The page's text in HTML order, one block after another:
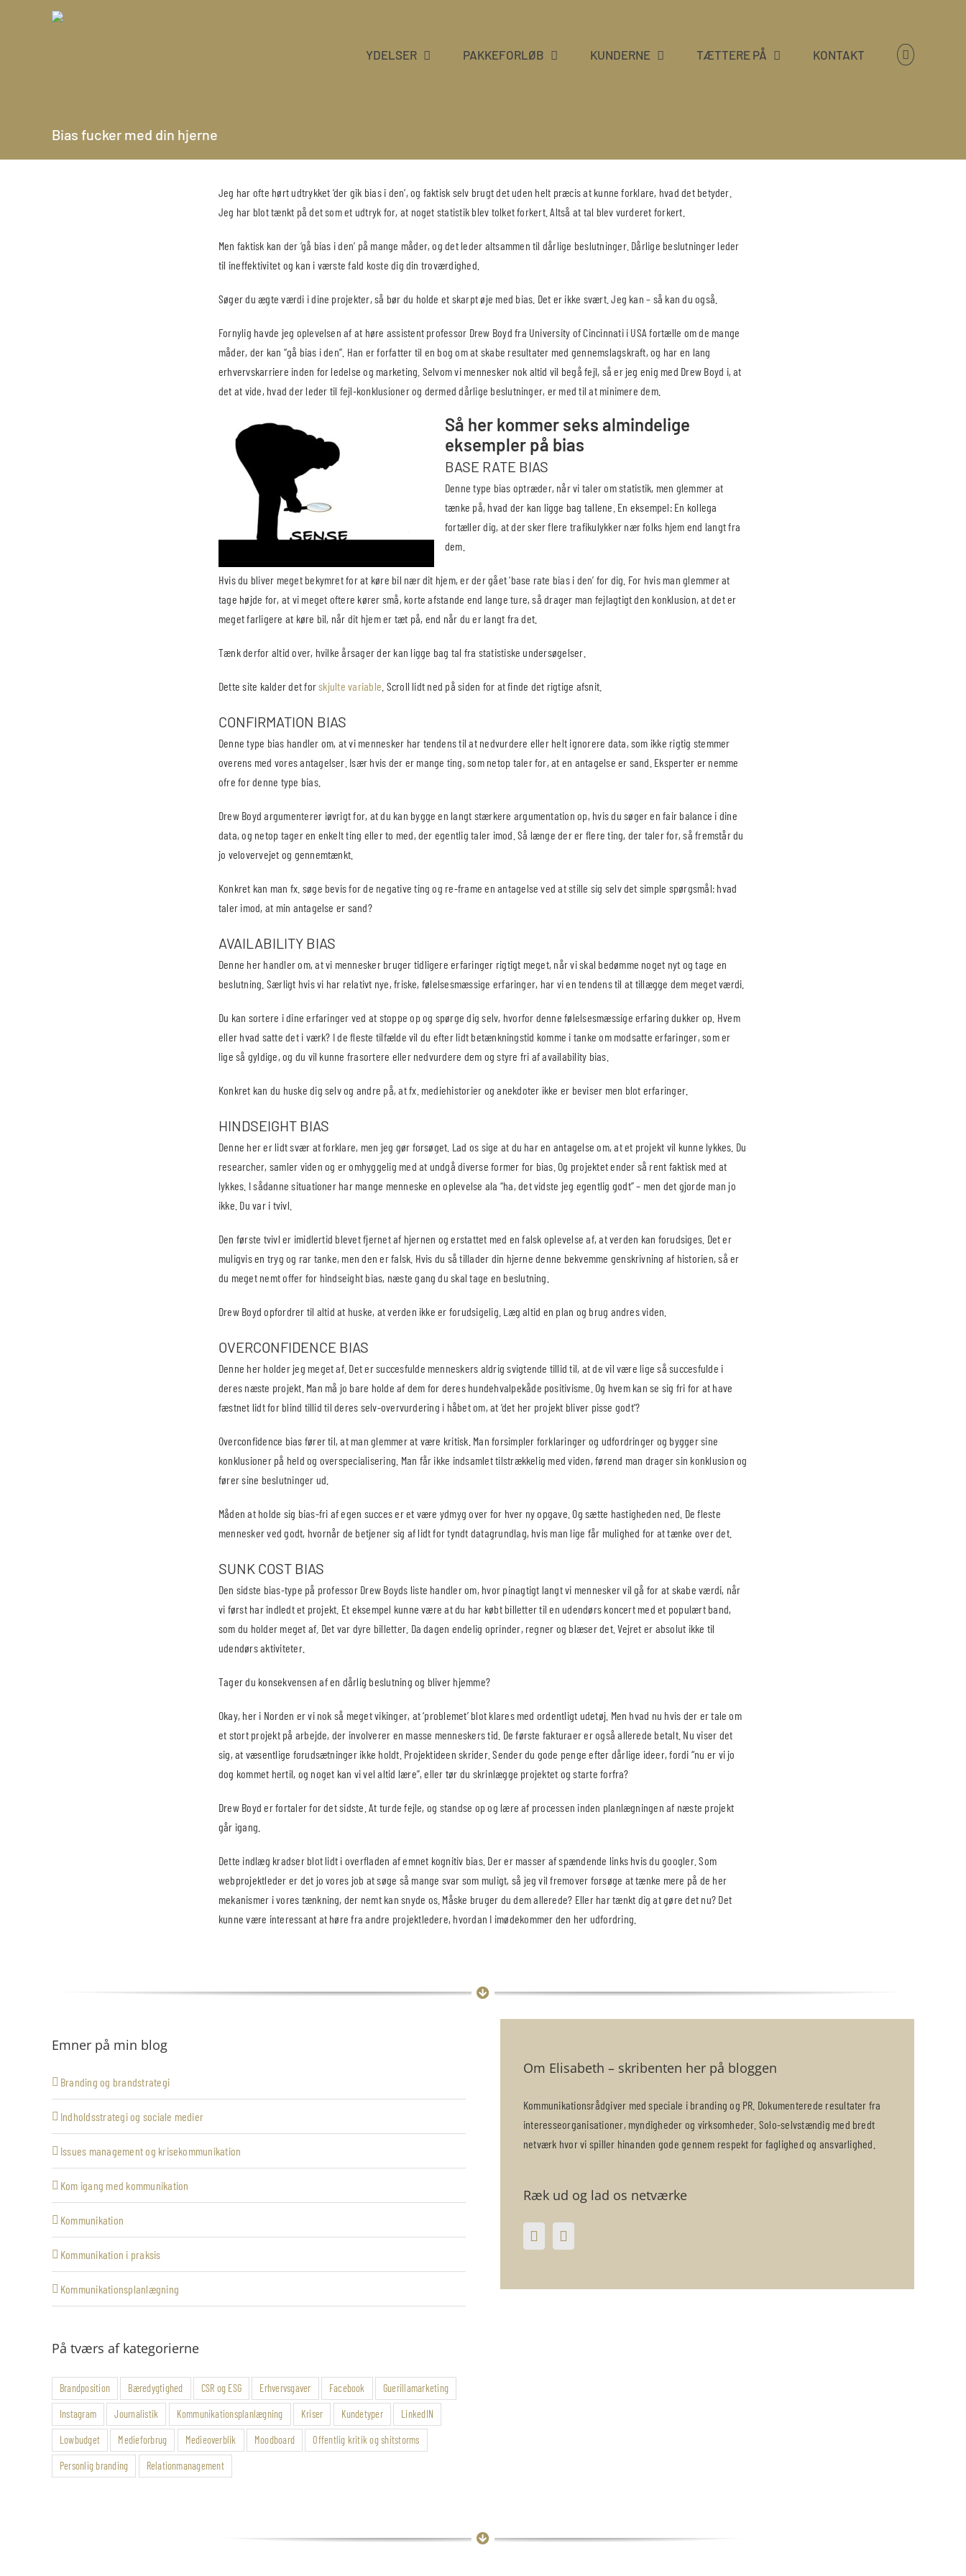
YDELSER PAKKEFORLØB KUNDERNE TÆTTERE PÅ KONTAKT
Bias fucker med din hjerne
Jeg har ofte hørt udtrykket ‘der gik bias i den’, og faktisk selv brugt det uden helt præcis at kunne forklare, hvad det betyder.
Jeg har blot tænkt på det som et udtryk for, at noget statistik blev tolket forkert. Altså at tal blev vurderet forkert.
Men faktisk kan der ‘gå bias i den’ på mange måder, og det leder altsammen til dårlige beslutninger. Dårlige beslutninger leder
til ineffektivitet og kan i værste fald koste dig din troværdighed.
Søger du ægte værdi i dine projekter, så bør du holde et skarpt øje med bias. Det er ikke svært. Jeg kan – så kan du også.
Fornylig havde jeg oplevelsen af at høre assistent professor Drew Boyd fra University of Cincinnati i USA fortælle om de mange
måder, der kan “gå bias i den”. Han er forfatter til en bog om at skabe resultater med gennemslagskraft, og har en lang
erhvervskarriere inden for ledelse og marketing. Selvom vi mennesker nok altid vil begå fejl, så er jeg enig med Drew Boyd i, at
det at vide, hvad der leder til fejl-konklusioner og dermed dårlige beslutninger, er med til at minimere dem.
Så her kommer seks almindelige
eksempler på bias
BASE RATE BIAS
Denne type bias optræder, når vi taler om statistik, men glemmer at
tænke på, hvad der kan ligge bag tallene. En eksempel: En kollega
fortæller dig, at der sker flere trafikulykker nær folks hjem end langt fra
dem.
Hvis du bliver meget bekymret for at køre bil nær dit hjem, er der gået ‘base rate bias i den’ for dig. For hvis man glemmer at
tage højde for, at vi meget oftere kører små, korte afstande end lange ture, så drager man fejlagtigt den konklusion, at det er
meget farligere at køre bil, når dit hjem er tæt på, end når du er langt fra det.
Tænk derfor altid over, hvilke årsager der kan ligge bag tal fra statistiske undersøgelser.
Dette site kalder det forskjulte variable . Scroll lidt ned på siden for at finde det rigtige afsnit.
CONFIRMATION BIAS
Denne type bias handler om, at vi mennesker har tendens til at nedvurdere eller helt ignorere data, som ikke rigtig stemmer
overens med vores antagelser. Især hvis der er mange ting, som netop taler for, at en antagelse er sand. Eksperter er nemme
ofre for denne type bias.
Drew Boyd argumenterer iøvrigt for, at du kan bygge en langt stærkere argumentation op, hvis du søger en fair balance i dine
data, og netop tager en enkelt ting eller to med, der egentlig taler imod. Så længe der er flere ting, der taler for, så fremstår du
jo velovervejet og gennemtænkt.
Konkret kan man fx. søge bevis for de negative ting og re-frame en antagelse ved at stille sig selv det simple spørgsmål: hvad
taler imod, at min antagelse er sand?
AVAILABILITY BIAS
Denne her handler om, at vi mennesker bruger tidligere erfaringer rigtigt meget, når vi skal bedømme noget nyt og tage en
beslutning. Særligt hvis vi har relativt nye, friske, følelsesmæssige erfaringer, har vi en tendens til at tillægge dem meget værdi.
Du kan sortere i dine erfaringer ved at stoppe op og spørge dig selv, hvorfor denne følelsesmæssige erfaring dukker op. Hvem
eller hvad satte det i værk? I de fleste tilfælde vil du efter lidt betænkningstid komme i tanke om modsatte erfaringer, som er
lige så gyldige, og du vil kunne frasortere eller nedvurdere dem og styre fri af availability bias.
Konkret kan du huske dig selv og andre på, at fx. mediehistorier og anekdoter ikke er beviser men blot erfaringer.
HINDSEIGHT BIAS
Denne her er lidt svær at forklare, men jeg gør forsøget. Lad os sige at du har en antagelse om, at et projekt vil kunne lykkes. Du
researcher, samler viden og er omhyggelig med at undgå diverse former for bias. Og projektet ender så rent faktisk med at
lykkes. I sådanne situationer har mange menneske en oplevelse ala “ha, det vidste jeg egentlig godt” – men det gjorde man jo
ikke. Du var i tvivl.
Den første tvivl er imidlertid blevet fjernet af hjernen og erstattet med en falsk oplevelse af, at verden kan forudsiges. Det er
muligvis en tryg og rar tanke, men den er falsk. Hvis du så tillader din hjerne denne bekvemme genskrivning af historien, så er
du meget nemt offer for hindseight bias, næste gang du skal tage en beslutning.
Drew Boyd opfordrer til altid at huske, at verden ikke er forudsigelig. Læg altid en plan og brug andres viden.
OVERCONFIDENCE BIAS
Denne her holder jeg meget af. Det er succesfulde menneskers aldrig svigtende tillid til, at de vil være lige så succesfulde i
deres næste projekt. Man må jo bare holde af dem for deres hundehvalpekåde positivisme. Og hvem kan se sig fri for at have
fæstnet lidt for blind tillid til deres selv-overvurdering i håbet om, at ‘det her projekt bliver pisse godt’?
Overconfidence bias fører til, at man glemmer at være kritisk. Man forsimpler forklaringer og udfordringer og bygger sine
konklusioner på held og overspecialisering. Man får ikke indsamlet tilstrækkelig med viden, førend man drager sin konklusion og
fører sine beslutninger ud.
Måden at holde sig bias-fri af egen succes er et være ydmyg over for hver ny opgave. Og sætte hastigheden ned. De fleste
mennesker ved godt, hvornår de betjener sig af lidt for tyndt datagrundlag, hvis man lige får mulighed for at tænke over det.
SUNK COST BIAS
Den sidste bias-type på professor Drew Boyds liste handler om, hvor pinagtigt langt vi mennesker vil gå for at skabe værdi, når
vi først har indledt et projekt. Et eksempel kunne være at du har købt billetter til en udendørs koncert med et populært band,
som du holder meget af. Det var dyre billetter. Da dagen endelig oprinder, regner og blæser det. Vejret er absolut ikke til
udendørs aktiviteter.
Tager du konsekvensen af en dårlig beslutning og bliver hjemme?
Okay, her i Norden er vi nok så meget vikinger, at ‘problemet’ blot klares med ordentligt udetøj. Men hvad nu hvis der er tale om
et stort projekt på arbejde, der involverer en masse menneskers tid. De første fakturaer er også allerede betalt. Nu viser det
sig, at væsentlige forudsætninger ikke holdt. Projektideen skrider. Sender du gode penge efter dårlige ideer, fordi “nu er vi jo
dog kommet hertil, og noget kan vi vel altid lære”, eller tør du skrinlægge projektet og starte forfra?
Drew Boyd er fortaler for det sidste. At turde fejle, og standse op og lære af processen inden planlægningen af næste projekt
går igang.
Dette indlæg kradser blot lidt i overfladen af emnet kognitiv bias. Der er masser af spændende links hvis du googler. Som
webprojektleder er det jo vores job at søge så mange svar som muligt, så jeg vil fremover forsøge at tænke mere på de her
mekanismer i vores tænkning, der nemt kan snyde os. Måske bruger du dem allerede? Eller har tænkt dig at gøre det nu? Det
kunne være interessant at høre fra andre projektledere, hvordan I imødekommer den her udfordring.
Emner på min blog
Branding og brandstrategi
Indholdsstrategi og sociale medier
Issues management og krisekommunikation
Kom igang med kommunikation
Kommunikation
Kommunikation i praksis
Kommunikationsplanlægning
På tværs af kategorierne
Brandposition Bæredygtighed CSR og ESG Erhvervsgaver Facebook Guerillamarketing
Instagram Journalistik Kommunikationsplanlægning Kriser Kundetyper LinkedIN
Lowbudget Medieforbrug Medieoverblik Moodboard Offentlig kritik og shitstorms
Personlig branding Relationmanagement
Om Elisabeth – skribenten her på bloggen
Kommunikationsrådgiver med speciale i branding og PR. Dokumenterede resultater fra
interesseorganisationer, myndigheder og virksomheder. Solo-selvstændig med bredt
netværk hvor vi spiller hinanden gode gennem respekt for faglighed og ansvarlighed.
Ræk ud og lad os netværke